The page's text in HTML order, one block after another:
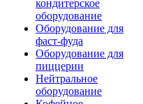
кондитерское
оборудование
Оборудование для
фаст-фуда
Оборудование для
пиццерии
Нейтральное
оборудование